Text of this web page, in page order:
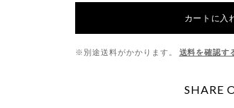
カートに入
※別途送料がかかります。 送料を確認す
SHARE